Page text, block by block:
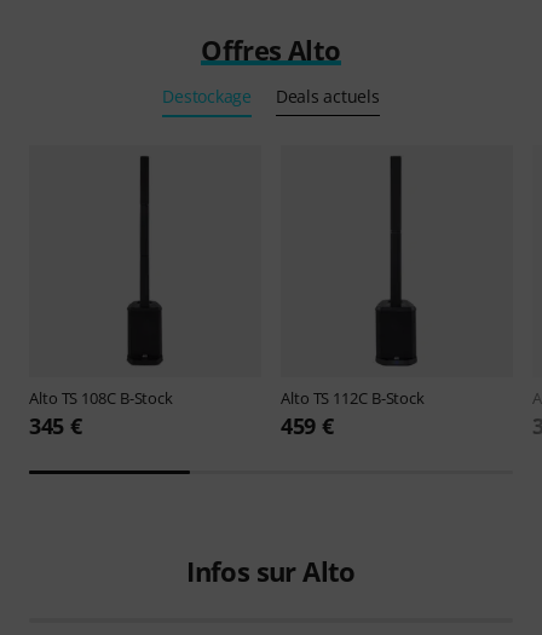
Offres Alto
Destockage Deals actuels
Alto TS 108C B-Stock
345 €
Alto TS 112C B-Stock
459 €
Infos sur Alto